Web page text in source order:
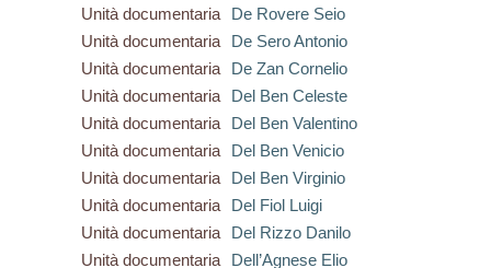
Unità documentaria
De Rovere Seio
Unità documentaria
De Sero Antonio
Unità documentaria
De Zan Cornelio
Unità documentaria
Del Ben Celeste
Unità documentaria
Del Ben Valentino
Unità documentaria
Del Ben Venicio
Unità documentaria
Del Ben Virginio
Unità documentaria
Del Fiol Luigi
Unità documentaria
Del Rizzo Danilo
Unità documentaria
Dell’Agnese Elio